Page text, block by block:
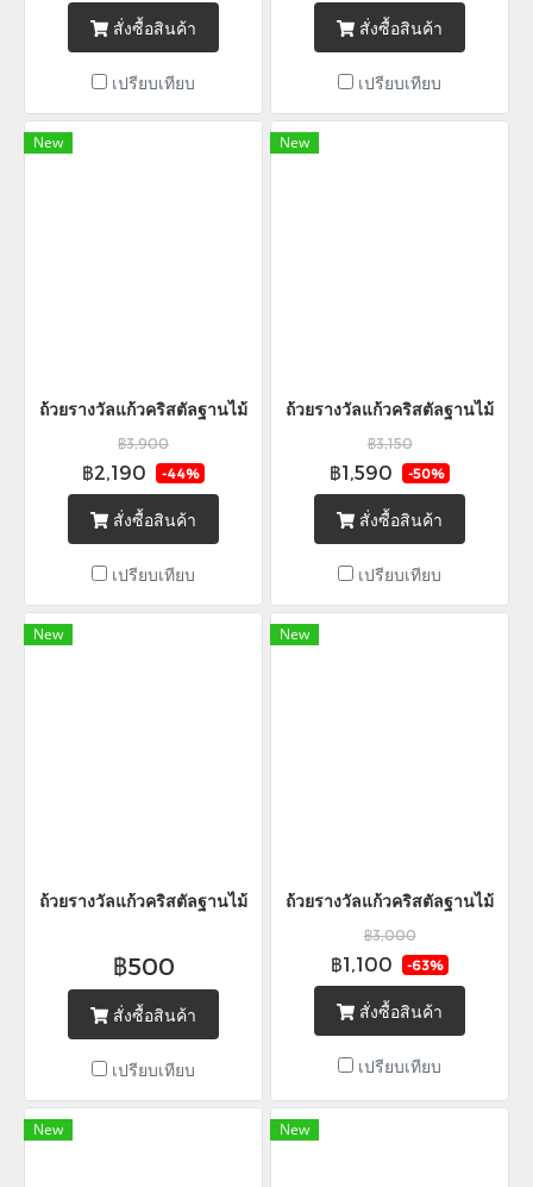
สั่งซื้อสินค้า
เปรียบเทียบ
สั่งซื้อสินค้า
เปรียบเทียบ
New
ถ้วยรางวัลแก้วคริสตัลฐานไม้
฿3,900
฿2,190 -44%
สั่งซื้อสินค้า
เปรียบเทียบ
New
ถ้วยรางวัลแก้วคริสตัลฐานไม้
฿3,150
฿1,590 -50%
สั่งซื้อสินค้า
เปรียบเทียบ
New
ถ้วยรางวัลแก้วคริสตัลฐานไม้
฿500
สั่งซื้อสินค้า
เปรียบเทียบ
New
ถ้วยรางวัลแก้วคริสตัลฐานไม้
฿3,000
฿1,100 -63%
สั่งซื้อสินค้า
เปรียบเทียบ
New New